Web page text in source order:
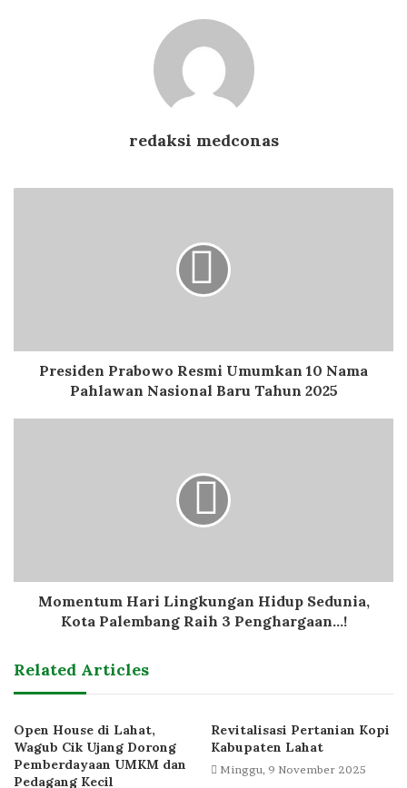
redaksi medconas
Presiden Prabowo Resmi Umumkan 10 Nama
Pahlawan Nasional Baru Tahun 2025
Momentum Hari Lingkungan Hidup Sedunia,
Kota Palembang Raih 3 Penghargaan...!
Related Articles
Open House di Lahat,
Wagub Cik Ujang Dorong
Pemberdayaan UMKM dan
Pedagang Kecil
Revitalisasi Pertanian Kopi
Kabupaten Lahat
Minggu, 9 November 2025